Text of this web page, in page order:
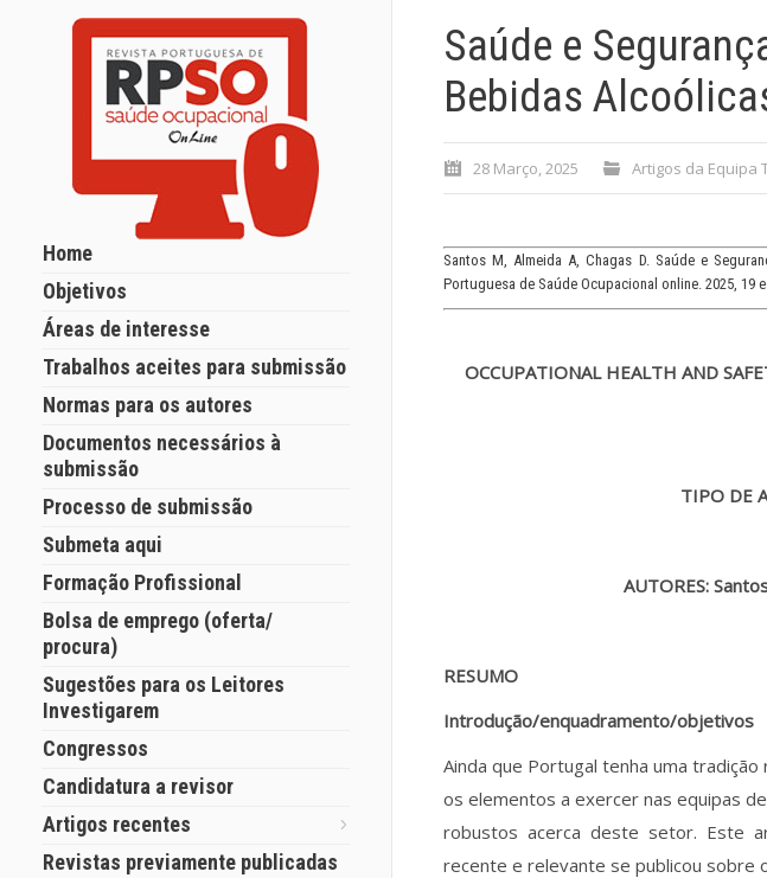
Home
Objetivos
Áreas de interesse
Trabalhos aceites para submissão
Normas para os autores
Documentos necessários à
submissão
Processo de submissão
Submeta aqui
Formação Profissional
Bolsa de emprego (oferta/
procura)
Sugestões para os Leitores
Investigarem
Congressos
Candidatura a revisor
Artigos recentes
Revistas previamente publicadas
Saúde e
Bebidas
28 Março, 2025 Artigos da Equipa
Santos M, Almeida A, Chagas D. Saúde e
Portuguesa de Saúde Ocupacional online. 2025, 19
OCCUPATIONAL HEALTH AND
TIPO DE
AUTORES:
RESUMO
Introdução/enquadramento/objetivos
Ainda que Portugal tenha uma
os elementos a exercer nas equipas
robustos acerca deste setor. Este
recente e relevante se publicou sobre